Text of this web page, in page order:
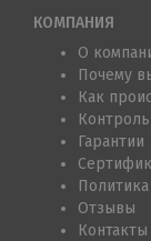
КОМПАНИЯ
О
Почему
Как
Гарантии
Отзывы
Контакты